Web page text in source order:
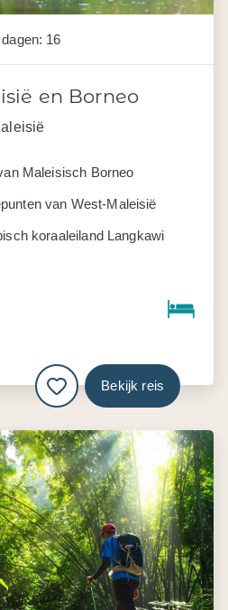
16
en Borneo
Maleisisch Borneo
van West-Maleisië
koraaleiland Langkawi
Bekijk reis